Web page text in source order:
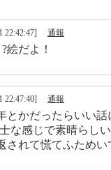
22:42:47] 通報
絵だよ！
22:47:40] 通報
とかだったらいい
な感じで素晴らし
されて慌てふため